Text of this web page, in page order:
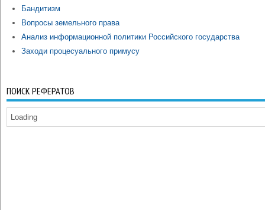
Бандитизм
Вопросы земельного права
Анализ информационной политики Российского государства
Заходи процесуального примусу
ПОИСК РЕФЕРАТОВ
Loading